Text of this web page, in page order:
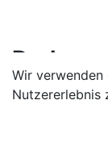
(0
Ideal für
Wir verwenden
Nutzererlebnis